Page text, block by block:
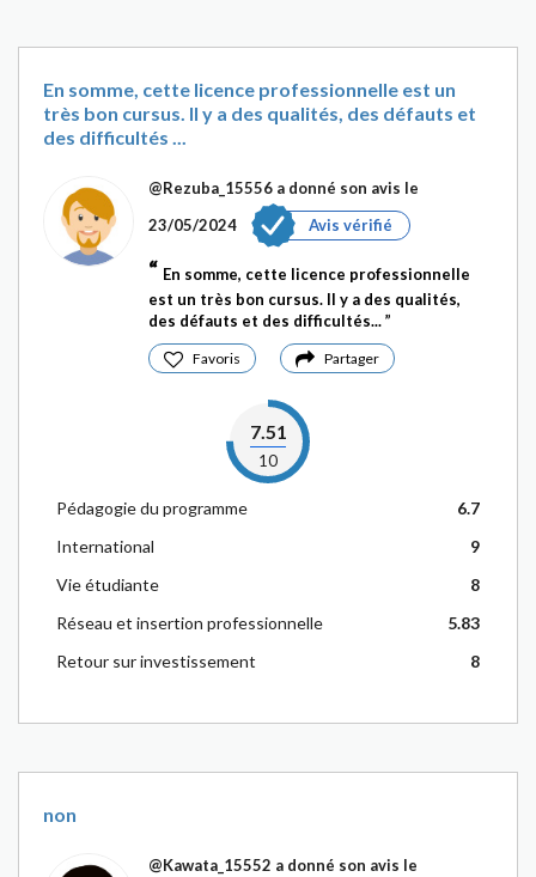
En somme, cette licence professionnelle est un
très bon cursus. Il y a des qualités, des défauts et
des difficultés ...
@Rezuba_15556 a donné son avis le
23/05/2024
Avis vérifié
En somme, cette licence professionnelle
est un très bon cursus. Il y a des qualités,
des défauts et des difficultés...
Favoris Partager
7.51
10
Pédagogie du programme
6.7
International
9
Vie étudiante
8
Réseau et insertion professionnelle
5.83
Retour sur investissement
8
non
@Kawata_15552 a donné son avis le